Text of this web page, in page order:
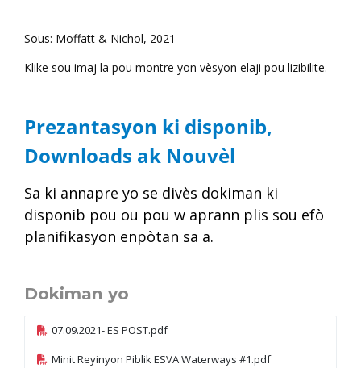
Sous: Moffatt & Nichol, 2021
Klike sou imaj la pou montre yon vèsyon elaji pou lizibilite.
Prezantasyon ki disponib,
Downloads ak Nouvèl
Sa ki annapre yo se divès dokiman ki
disponib pou ou pou w aprann plis sou efò
planifikasyon enpòtan sa a.
Dokiman yo
07.09.2021- ES POST.pdf
Minit Reyinyon Piblik ESVA Waterways #1.pdf